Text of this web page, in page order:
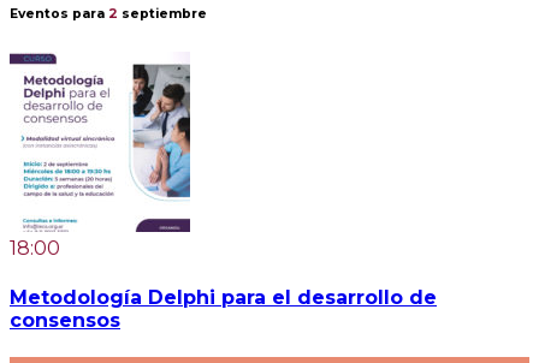
Eventos para 2 septiembre
18:00
Metodología Delphi para el desarrollo de
consensos